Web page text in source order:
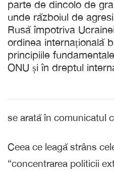
parte de dincolo de
unde războiul de
Rusă împotriva
ordinea internațională
principiile
ONU și în dreptul
se arată în comunicatul
Ceea ce leagă strâns
“concentrarea politicii